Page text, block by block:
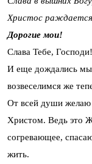
Христос
Дорогие мои!
Слава Тебе, Господи!
И еще дождались мы
возвеселимся же
От всей души желаю
Христом. Ведь это
согревающее,
жить.